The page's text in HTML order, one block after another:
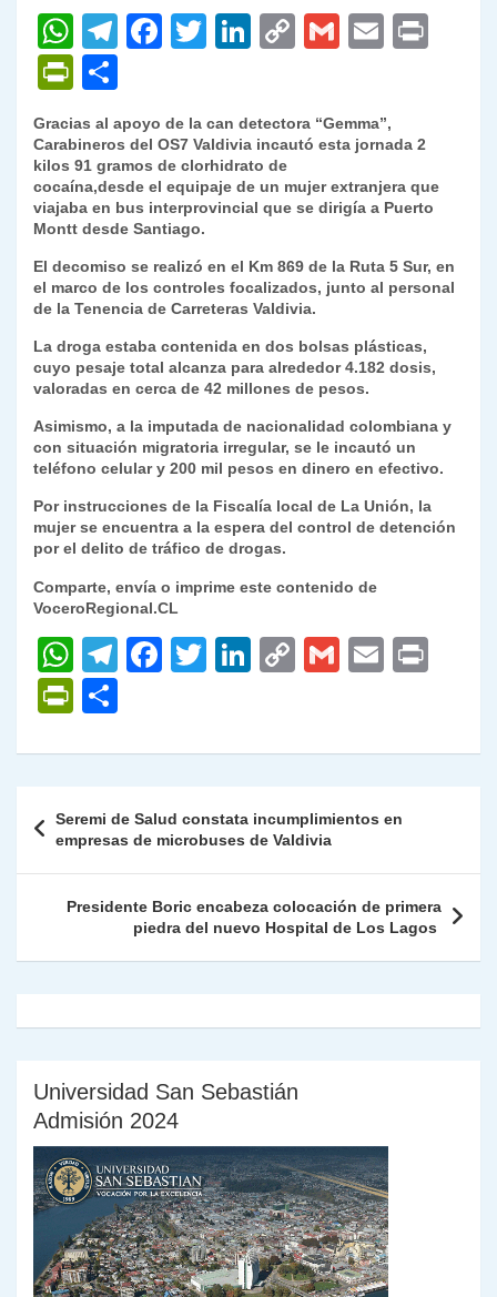
W
h
at
s
A
p
p
T
gr
a
m
F
e
b
o
o
k
T
er
Li
e
dI
n
C
y
Li
n
G
l
E
l
P
nt
Fr
ie
dl
y
m
p
ar
Gracias al apoyo de la can detectora “Gemma”,
Carabineros del OS7 Valdivia incautó esta jornada 2
kilos 91 gramos de clorhidrato de
cocaína,desde el equipaje de un mujer extranjera que
viajaba en bus interprovincial que se dirigía a Puerto
Montt desde Santiago.
El decomiso se realizó en el Km 869 de la Ruta 5 Sur, en
el marco de los controles focalizados, junto al personal
de la Tenencia de Carreteras Valdivia.
La droga estaba contenida en dos bolsas plásticas,
cuyo pesaje total alcanza para alrededor 4.182 dosis,
valoradas en cerca de 42 millones de pesos.
Asimismo, a la imputada de nacionalidad colombiana y
con situación migratoria irregular, se le incautó un
teléfono celular y 200 mil pesos en dinero en efectivo.
Por instrucciones de la Fiscalía local de La Unión, la
mujer se encuentra a la espera del control de detención
por el delito de tráfico de drogas.
Comparte, envía o imprime este contenido de
VoceroRegional.CL
W
h
at
s
p
p
T
gr
m
F
e
o
o
k
T
er
Li
e
n
C
y
n
k
G
l
E
l
P
nt
Fr
ie
n
dl
m
p
ar
tir
de
entradas
Seremi de Salud constata incumplimientos en
empresas de microbuses de Valdivia
Presidente Boric encabeza colocación de primera
piedra del nuevo Hospital de Los Lagos
Universidad San Sebastián
Admisión 2024